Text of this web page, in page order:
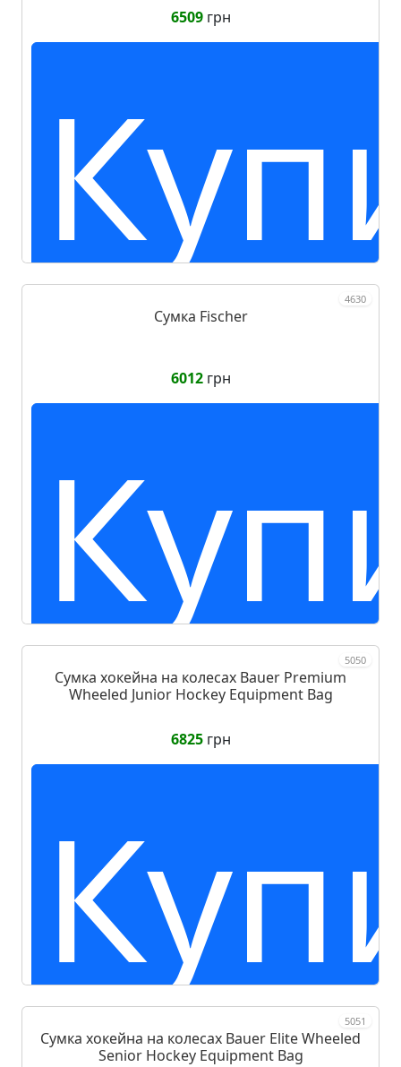
6509грн
4630
Сумка Fischer
6012грн
5050
Сумка хокейна на колесах Bauer Premium
Wheeled Junior Hockey Equipment Bag
6825грн
5051
Сумка хокейна на колесах Bauer Elite Wheeled
Senior Hockey Equipment Bag